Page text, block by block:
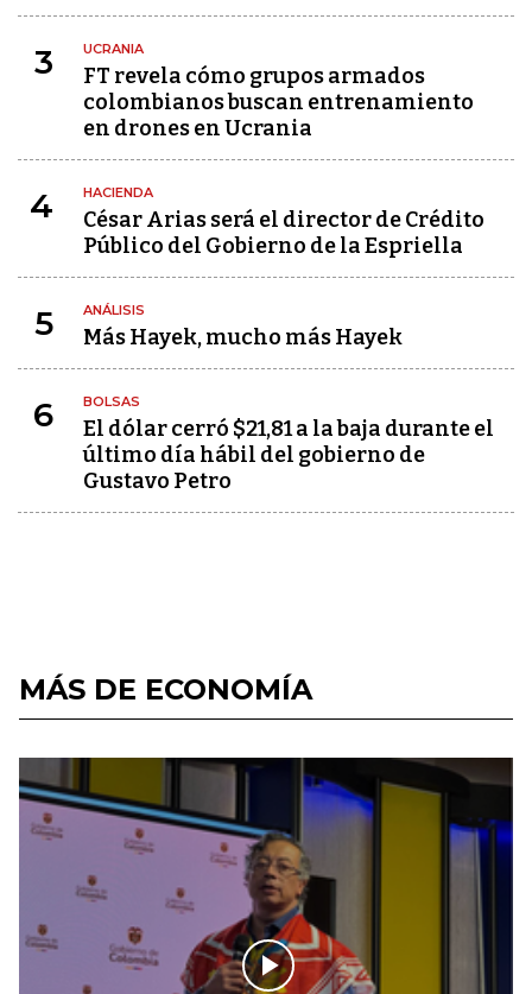
3 UCRANIA
FT revela cómo grupos armados
colombianos buscan entrenamiento
en drones en Ucrania
4 HACIENDA
César Arias será el director de Crédito
Público del Gobierno de la Espriella
5 ANÁLISIS
Más Hayek, mucho más Hayek
6 BOLSAS
El dólar cerró $21,81 a la baja durante el
último día hábil del gobierno de
Gustavo Petro
MÁS DE ECONOMÍA